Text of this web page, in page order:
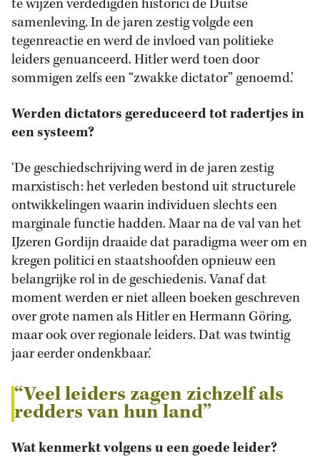
te wijzen verdedigden historici de Duitse
samenleving. In de jaren zestig volgde een
tegenreactie en werd de invloed van politieke
leiders genuanceerd. Hitler werd toen door
sommigen zelfs een “zwakke dictator” genoemd.’
Werden dictators gereduceerd tot radertjes in
een systeem?
‘De geschiedschrijving werd in de jaren zestig
marxistisch: het verleden bestond uit structurele
ontwikkelingen waarin individuen slechts een
marginale functie hadden. Maar na de val van het
IJzeren Gordijn draaide dat paradigma weer om en
kregen politici en staatshoofden opnieuw een
belangrijke rol in de geschiedenis. Vanaf dat
moment werden er niet alleen boeken geschreven
over grote namen als Hitler en Hermann Göring,
maar ook over regionale leiders. Dat was twintig
jaar eerder ondenkbaar.’
“Veel leiders zagen zichzelf als
redders van hun land”
Wat kenmerkt volgens u een goede leider?